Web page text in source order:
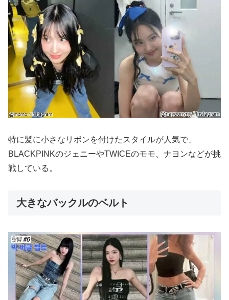
特に髪に小さなリボンを付けたスタイルが人気で、
BLACKPINKのジェニーやTWICEのモモ、ナヨンなどが挑
戦している。
大きなバックルのベルト